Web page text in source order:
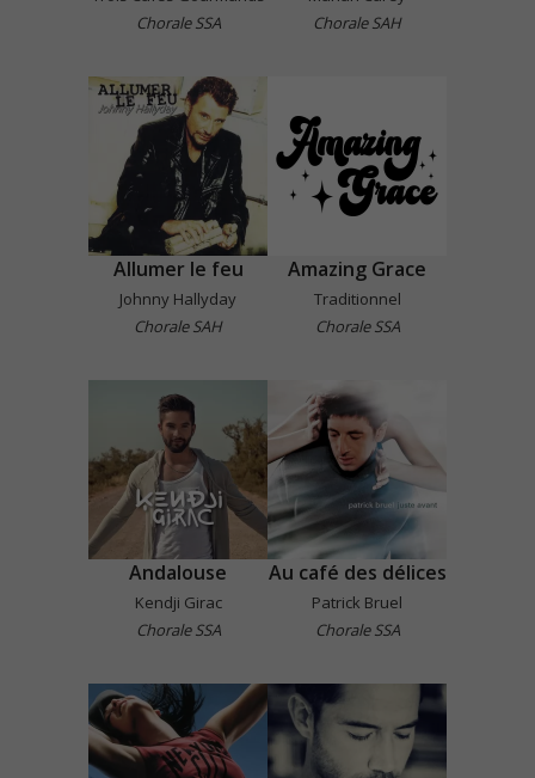
Chorale SSA
Chorale SAH
Allumer le feu
Johnny Hallyday
Chorale SAH
Amazing Grace
Traditionnel
Chorale SSA
Andalouse
Kendji Girac
Chorale SSA
Au café des délices
Patrick Bruel
Chorale SSA